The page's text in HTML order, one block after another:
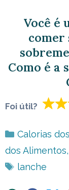
Você é
comer
Como é a
Foi útil?
Categorias
Calorias
dos Alimentos,
Tags
lanche